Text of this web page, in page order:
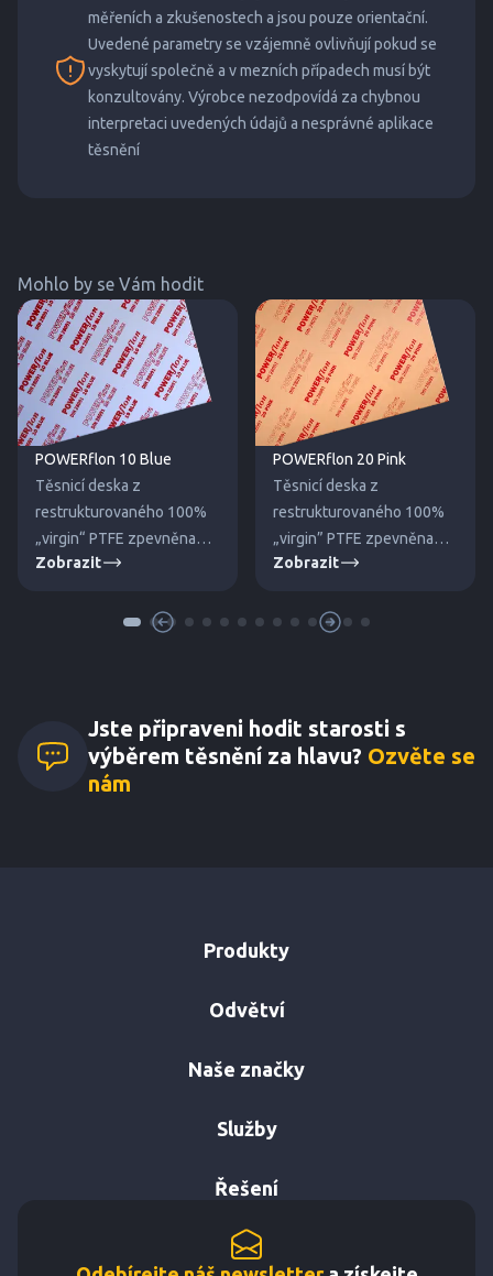
měřeních a zkušenostech a jsou pouze orientační.
Uvedené parametry se vzájemně ovlivňují pokud se
vyskytují společně a v mezních případech musí být
konzultovány. Výrobce nezodpovídá za chybnou
interpretaci uvedených údajů a nesprávné aplikace
těsnění
Mohlo by se Vám hodit
POWERflon 10 Blue
Těsnicí deska z
restrukturovaného 100%
„virgin“ PTFE zpevněna
dutými skleněnými
Zobrazit
POWERflon 20 Pink
Těsnicí deska z
restrukturovaného 100%
„virgin” PTFE zpevněna
křemičitým plnivem proti
vysoké tlaky a teploty.
Zobrazit
Jste připraveni hodit starosti s
výběrem těsnění za hlavu? Ozvěte se
nám
Produkty
Odvětví
Naše značky
Služby
Řešení